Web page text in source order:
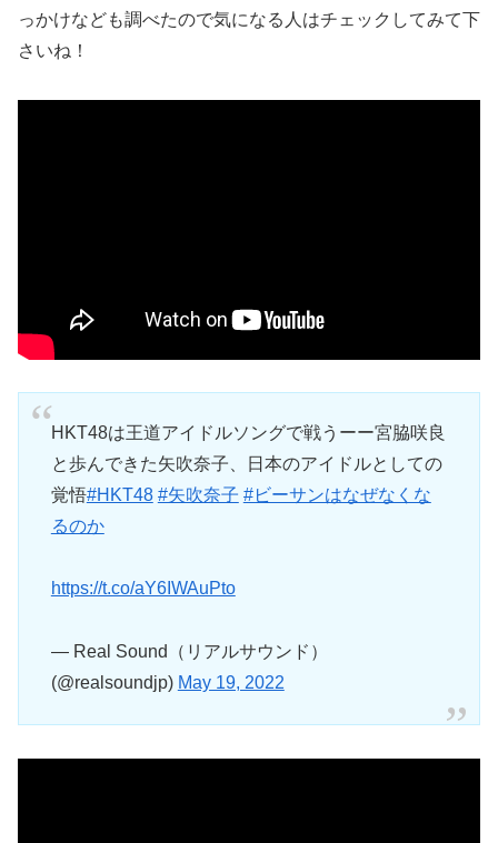
っかけなども調べたので気になる人はチェックしてみて下
さいね！
HKT48は王道アイドルソングで戦うーー宮脇咲良
と歩んできた矢吹奈子、日本のアイドルとしての
覚悟#HKT48 #矢吹奈子 #ビーサンはなぜなくな
るのか
https://t.co/aY6IWAuPto
— Real Sound（リアルサウンド）
(@realsoundjp) May 19, 2022